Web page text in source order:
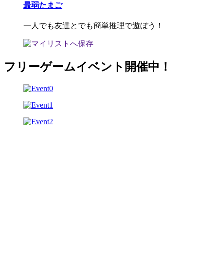
最弱たまご
一人でも友達とでも簡単推理で遊ぼう！
フリーゲームイベント開催中！